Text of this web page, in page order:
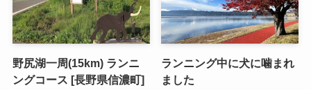
野尻湖一周(15km) ランニ
ングコース [長野県信濃町]
ランニング中に犬に噛まれ
ました